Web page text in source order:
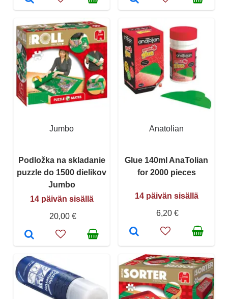
Jumbo
Podložka na skladanie
puzzle do 1500 dielikov
Jumbo
14 päivän sisällä
20,00 €
Anatolian
Glue 140ml AnaTolian
for 2000 pieces
14 päivän sisällä
6,20 €